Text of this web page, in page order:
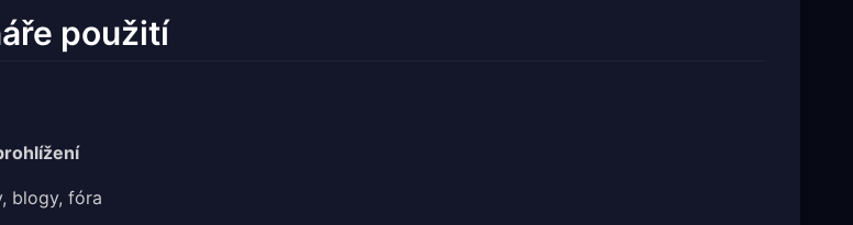
použití
blogy, fóra